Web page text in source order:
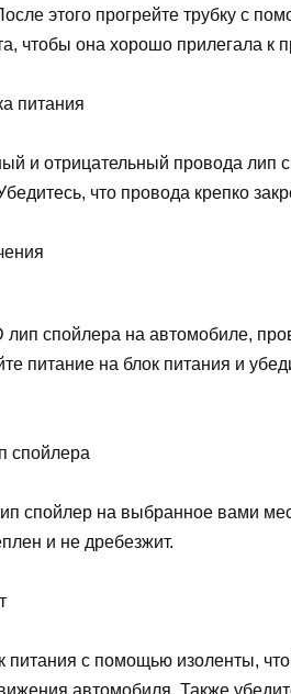
этого прогрейте трубку с
чтобы она хорошо прилегала к
питания
и отрицательный провода лип
что провода крепко
спойлера на автомобиле,
питание на блок питания и
спойлера
спойлер на выбранное вами
и не дребезжит.
питания с помощью изоленты,